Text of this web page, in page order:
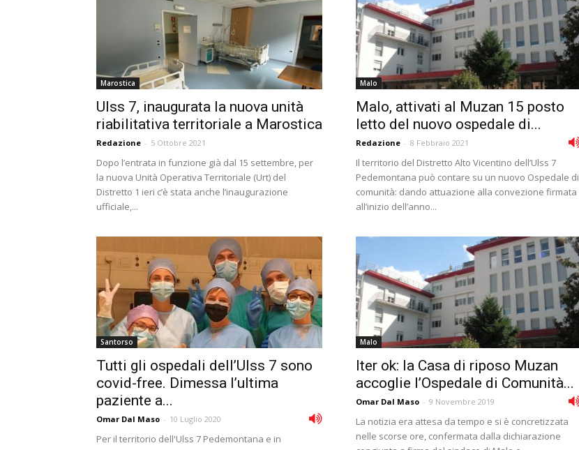
Marostica
Ulss 7, inaugurata la nuova unità
riabilitativa territoriale a Marostica
Redazione - 5 Ottobre 2021
Dopo l’entrata in funzione già dal 15 settembre, per
la nuova Unità Operativa Territoriale (Urt) del
Distretto 1 ieri c’è stata anche l’inaugurazione
ufficiale,...
Malo
Malo, attivati al Muzan 15 posto
letto del nuovo ospedale di...
Redazione - 8 Febbraio 2021
Il territorio del Distretto Alto Vicentino dell’Ulss 7
Pedemontana può contare su un nuovo Ospedale di
comunità: dando attuazione alla convezione firmata
all’inizio dell’anno...
Santorso
Tutti gli ospedali dell’Ulss 7 sono
covid-free. Dimessa l’ultima
paziente a...
Omar Dal Maso - 10 Luglio 2020
Per il territorio dell'Ulss 7 Pedemontana e in
Malo
Iter ok: la Casa di riposo Muzan
accoglie l’Ospedale di Comunità...
Omar Dal Maso - 9 Novembre 2019
La notizia era attesa da tempo e si è concretizzata
nelle scorse ore, confermata dalla dichiarazione